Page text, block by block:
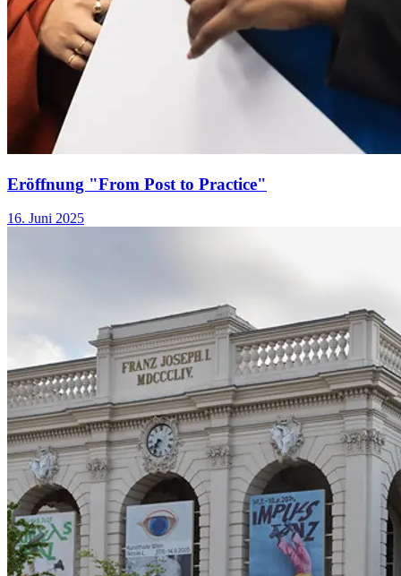
Eröffnung "From Post to Practice"
16. Juni 2025